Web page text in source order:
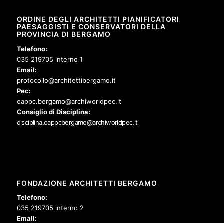
ORDINE DEGLI ARCHITETTI PIANIFICATORI
PAESAGGISTI E CONSERVATORI DELLA
PROVINCIA DI BERGAMO
Telefono:
035 219705 interno 1
Email:
protocollo@architettibergamo.it
Pec:
oappc.bergamo@archiworldpec.it
Consiglio di Disciplina:
disciplina.oappcbergamo@archiworldpec.it
FONDAZIONE ARCHITETTI BERGAMO
Telefono:
035 219705 interno 2
Email: